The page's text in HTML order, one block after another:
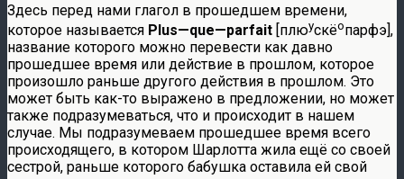
Здесь перед нами глагол в прошедшем времени,
которое называется Plus—que—parfait [плюускёопарфэ],
название которого можно перевести как давно
прошедшее время или действие в прошлом, которое
произошло раньше другого действия в прошлом. Это
может быть как-то выражено в предложении, но может
также подразумеваться, что и происходит в нашем
случае. Мы подразумеваем прошедшее время всего
происходящего, в котором Шарлотта жила ещё со своей
сестрой, раньше которого бабушка оставила ей свой